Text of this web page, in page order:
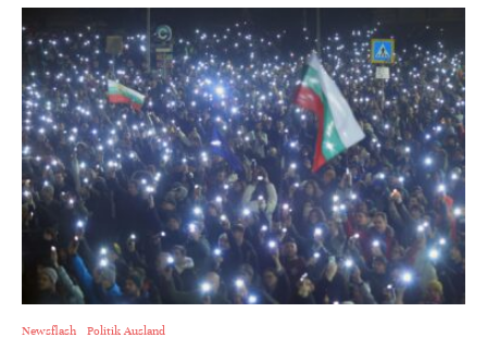
Newsflash Politik Ausland